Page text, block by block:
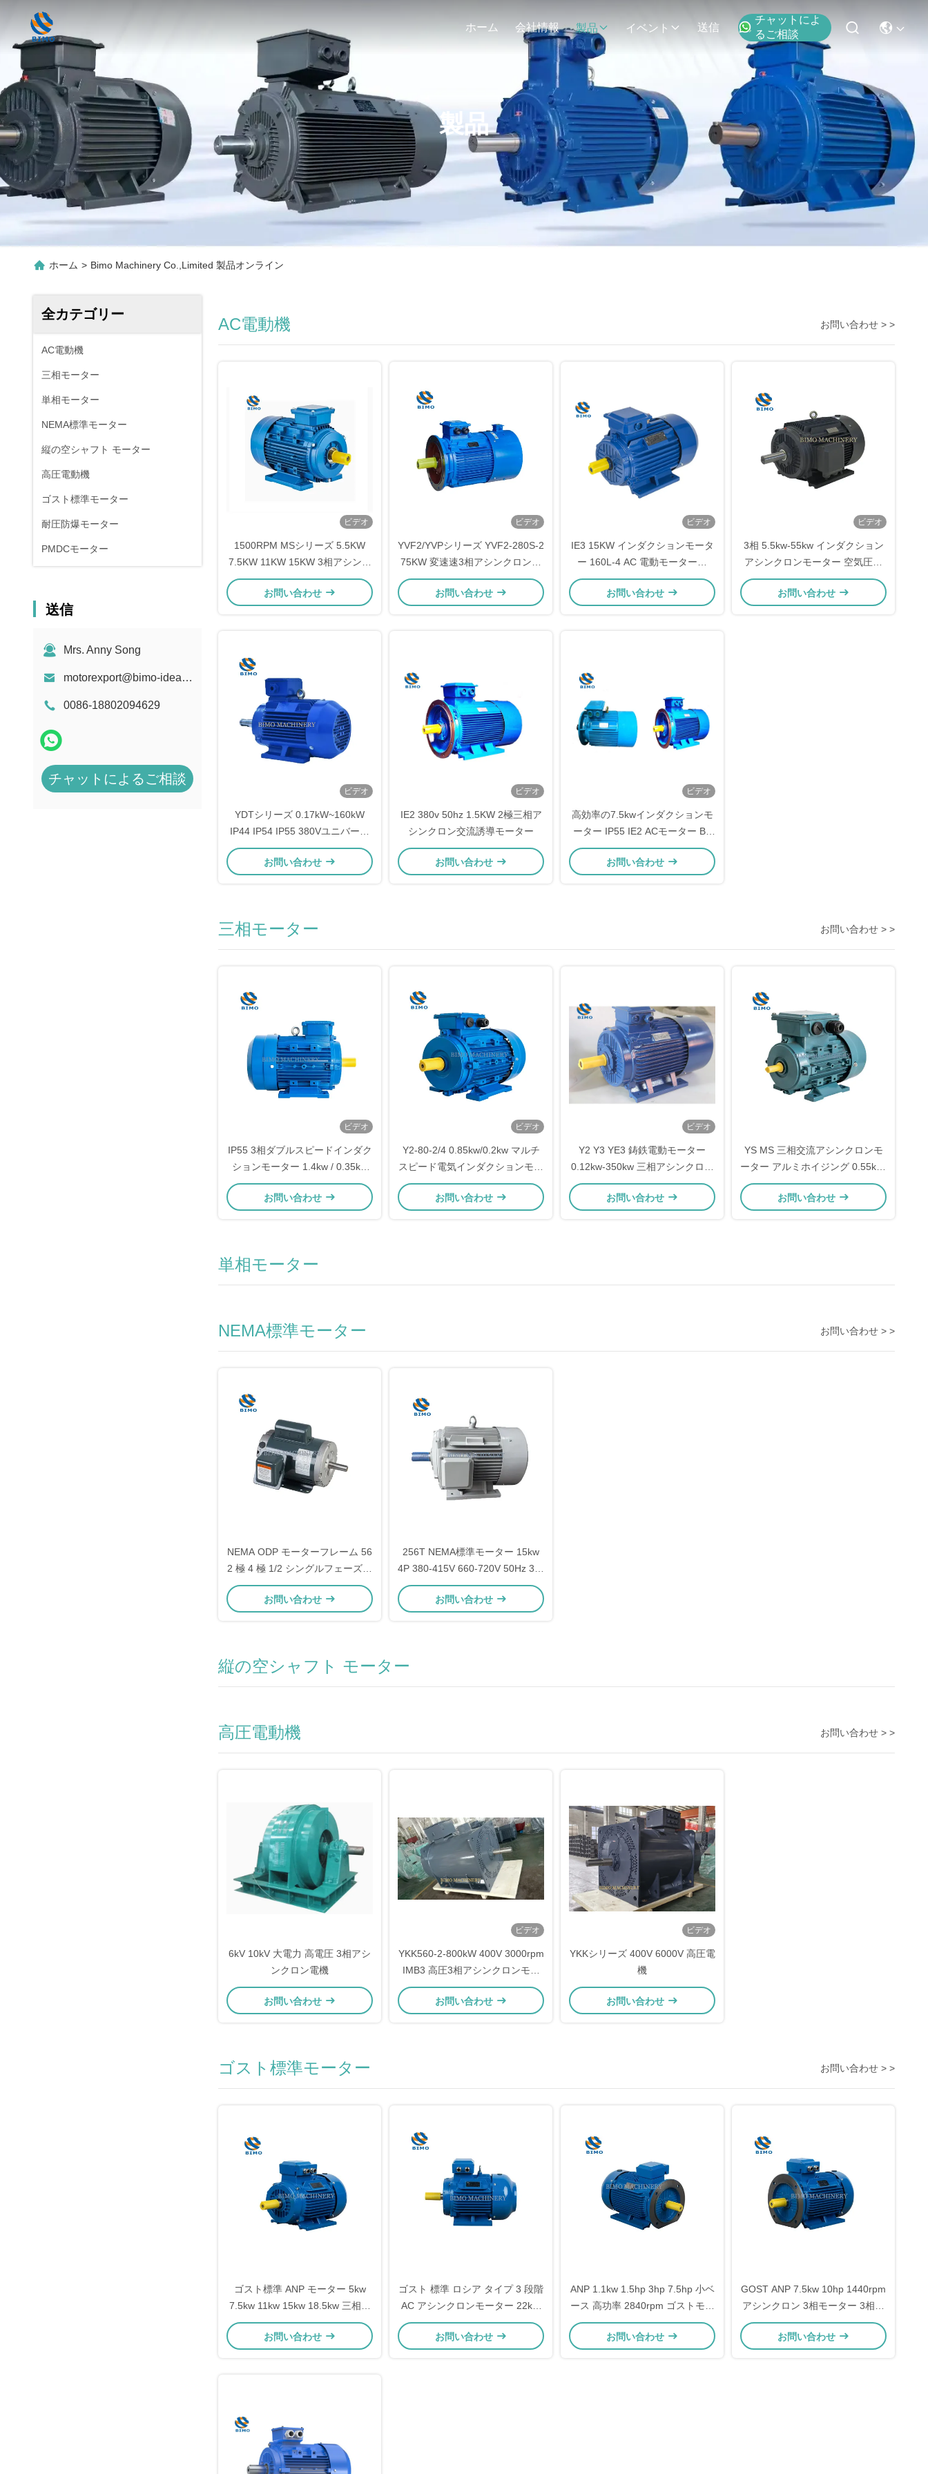
ホーム 会社情報 製品 イベント 送信
チャットによ
るご相談
製品
ホーム > Bimo Machinery Co.,Limited 製品オンライン
全カテゴリー
AC電動機
三相モーター
単相モーター
NEMA標準モーター
縦の空シャフト モーター
高圧電動機
ゴスト標準モーター
耐圧防爆モーター
PMDCモーター
送信
Mrs. Anny Song
motorexport@bimo-idea.com
0086-18802094629
チャットによるご相談
AC電動機 お問い合わせ > >
ビデオ
1500RPM MSシリーズ 5.5KW
7.5KW 11KW 15KW 3相アシンク
ロンモーター アルミホイジング
AC電動モーター
お問い合わせ
ビデオ
YVF2/YVPシリーズ YVF2-280S-2
75KW 変速速3相アシンクロンモ
ーター
お問い合わせ
ビデオ
IE3 15KW インダクションモータ
ー 160L-4 AC 電動モーターと
380V エリスケージ AC 電動モー
ター
お問い合わせ
ビデオ
3相 5.5kw-55kw インダクション
アシンクロンモーター 空気圧縮
機水ポンプ用電動永久磁石モータ
ー
お問い合わせ
ビデオ
YDTシリーズ 0.17kW~160kW
IP44 IP54 IP55 380Vユニバーサ
ル電気モーター
お問い合わせ
ビデオ
IE2 380v 50hz 1.5KW 2極三相ア
シンクロン交流誘導モーター
お問い合わせ
ビデオ
高効率の7.5kwインダクションモ
ーター IP55 IE2 ACモーター B3
足のマウントモーター
お問い合わせ
三相モーター お問い合わせ > >
ビデオ
IP55 3相ダブルスピードインダク
ションモーター 1.4kw / 0.35kw
Y2-80-2/4
お問い合わせ
ビデオ
Y2-80-2/4 0.85kw/0.2kw マルチ
スピード電気インダクションモー
ター 三相交流電気モーター
お問い合わせ
ビデオ
Y2 Y3 YE3 鋳鉄電動モーター
0.12kw-350kw 三相アシンクロン
電動モーター
お問い合わせ
YS MS 三相交流アシンクロンモ
ーター アルミホイジング 0.55kw-
15kw
お問い合わせ
単相モーター
NEMA標準モーター お問い合わせ > >
NEMA ODP モーターフレーム 56
2 極 4 極 1/2 シングルフェーズコ
ンダッシターランモーター
お問い合わせ
256T NEMA標準モーター 15kw
4P 380-415V 660-720V 50Hz 3相
アシンクロン電気モーター
お問い合わせ
縦の空シャフト モーター
高圧電動機 お問い合わせ > >
6kV 10kV 大電力 高電圧 3相アシ
ンクロン電機
お問い合わせ
ビデオ
YKK560-2-800kW 400V 3000rpm
IMB3 高圧3相アシンクロンモー
ター
お問い合わせ
ビデオ
YKKシリーズ 400V 6000V 高圧電
機
お問い合わせ
ゴスト標準モーター お問い合わせ > >
ゴスト標準 ANP モーター 5kw
7.5kw 11kw 15kw 18.5kw 三相電
動モーター
お問い合わせ
ゴスト 標準 ロシア タイプ 3 段階
AC アシンクロンモーター 22kW
30HP インダクション電動モータ
ー
お問い合わせ
ANP 1.1kw 1.5hp 3hp 7.5hp 小ベ
ース 高功率 2840rpm ゴストモー
ター 20hp 15hp 10Hp 3相モータ
ー
お問い合わせ
GOST ANP 7.5kw 10hp 1440rpm
アシンクロン 3相モーター 3相電
機
お問い合わせ